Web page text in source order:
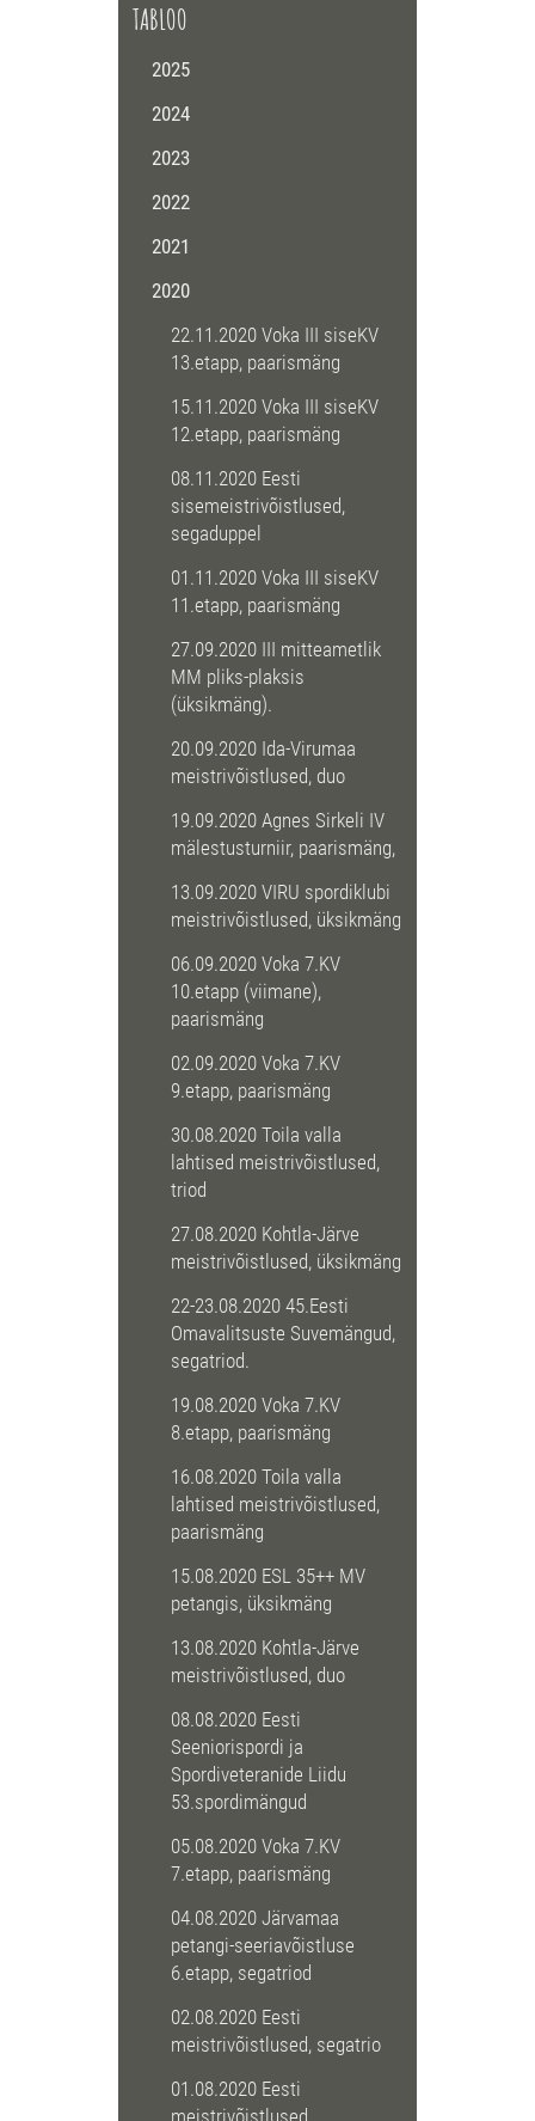
TABLOO
2025
2024
2023
2022
2021
2020
22.11.2020 Voka III siseKV
13.etapp, paarismäng
15.11.2020 Voka III siseKV
12.etapp, paarismäng
08.11.2020 Eesti
sisemeistrivõistlused,
segaduppel
01.11.2020 Voka III siseKV
11.etapp, paarismäng
27.09.2020 III mitteametlik
MM pliks-plaksis
(üksikmäng).
20.09.2020 Ida-Virumaa
meistrivõistlused, duo
19.09.2020 Agnes Sirkeli IV
mälestusturniir, paarismäng,
13.09.2020 VIRU spordiklubi
meistrivõistlused, üksikmäng
06.09.2020 Voka 7.KV
10.etapp (viimane),
paarismäng
02.09.2020 Voka 7.KV
9.etapp, paarismäng
30.08.2020 Toila valla
lahtised meistrivõistlused,
triod
27.08.2020 Kohtla-Järve
meistrivõistlused, üksikmäng
22-23.08.2020 45.Eesti
Omavalitsuste Suvemängud,
segatriod.
19.08.2020 Voka 7.KV
8.etapp, paarismäng
16.08.2020 Toila valla
lahtised meistrivõistlused,
paarismäng
15.08.2020 ESL 35++ MV
petangis, üksikmäng
13.08.2020 Kohtla-Järve
meistrivõistlused, duo
08.08.2020 Eesti
Seeniorispordi ja
Spordiveteranide Liidu
53.spordimängud
05.08.2020 Voka 7.KV
7.etapp, paarismäng
04.08.2020 Järvamaa
petangi-seeriavõistluse
6.etapp, segatriod
02.08.2020 Eesti
meistrivõistlused, segatrio
01.08.2020 Eesti
meistrivõistlused,